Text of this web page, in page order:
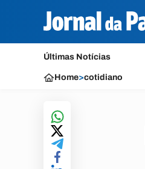
Últimas Notícias
Home>cotidiano